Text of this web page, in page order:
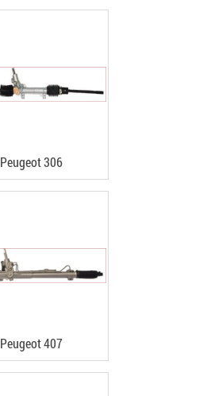
Peugeot 306
Peugeot 407